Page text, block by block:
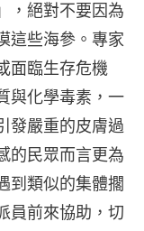
，絕對不要因為
這些海參。專家
面臨生存危機
與化學毒素，一
發嚴重的皮膚過
的民眾而言更為
到類似的集體擱
員前來協助，切